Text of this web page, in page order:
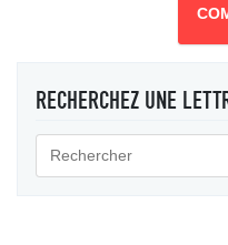
RECHERCHEZ UNE